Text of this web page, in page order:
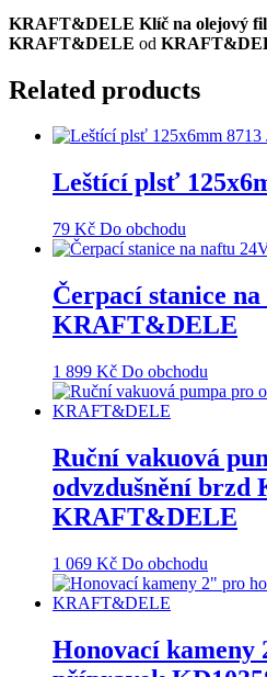
KRAFT&DELE Klíč na olejový
KRAFT&DELE od
Related products
Leštící plsť
79 Kč Do obchodu
Čerpací stanice
KRAFT&DELE
1 899 Kč Do obchodu
Ruční vakuová
odvzdušnění brzd
KRAFT&DELE
1 069 Kč Do obchodu
Honovací kameny